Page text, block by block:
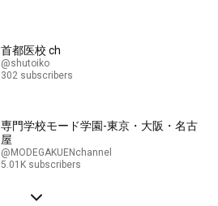
首都医校 ch
@shutoiko
302 subscribers
専門学校モード学園-東京・大阪・名古
屋
@MODEGAKUENchannel
5.01K subscribers